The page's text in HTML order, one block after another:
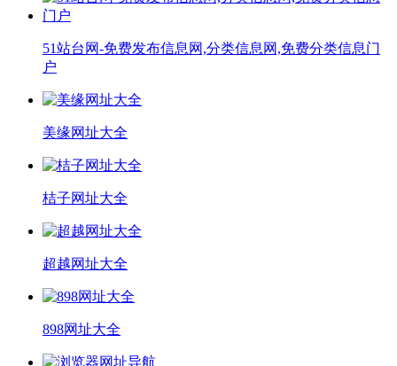
51站台网-免费发布信息网,分类信息网,免费分类信息门
户
美缘网址大全
桔子网址大全
超越网址大全
898网址大全